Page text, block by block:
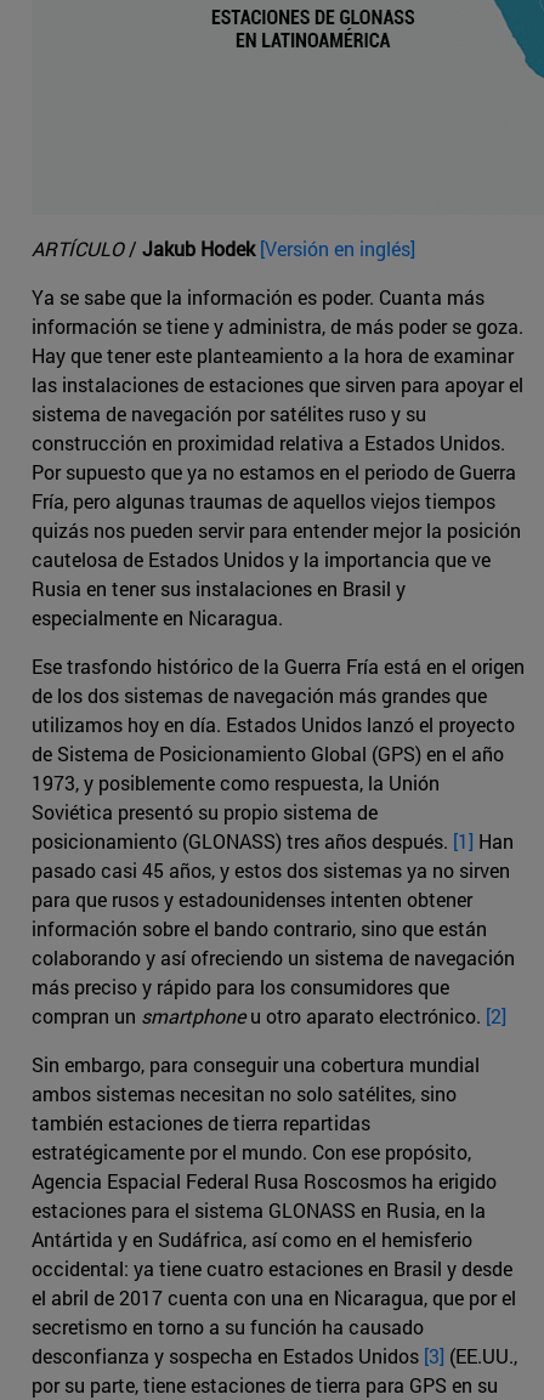
ARTÍCULO/ Jakub Hodek[Versión en inglés]
Ya se sabe que la información es poder. Cuanta más
información se tiene y administra, de más poder se goza.
Hay que tener este planteamiento a la hora de examinar
las instalaciones de estaciones que sirven para apoyar el
sistema de navegación por satélites ruso y su
construcción en proximidad relativa a Estados Unidos.
Por supuesto que ya no estamos en el periodo de Guerra
Fría, pero algunas traumas de aquellos viejos tiempos
quizás nos pueden servir para entender mejor la posición
cautelosa de Estados Unidos y la importancia que ve
Rusia en tener sus instalaciones en Brasil y
especialmente en Nicaragua.
Ese trasfondo histórico de la Guerra Fría está en el origen
de los dos sistemas de navegación más grandes que
utilizamos hoy en día. Estados Unidos lanzó el proyecto
de Sistema de Posicionamiento Global (GPS) en el año
1973, y posiblemente como respuesta, la Unión
Soviética presentó su propio sistema de
posicionamiento (GLONASS) tres años después. [1] Han
pasado casi 45 años, y estos dos sistemas ya no sirven
para que rusos y estadounidenses intenten obtener
información sobre el bando contrario, sino que están
colaborando y así ofreciendo un sistema de navegación
más preciso y rápido para los consumidores que
compran un smartphoneu otro aparato electrónico. [2]
Sin embargo, para conseguir una cobertura mundial
ambos sistemas necesitan no solo satélites, sino
también estaciones de tierra repartidas
estratégicamente por el mundo. Con ese propósito,
Agencia Espacial Federal Rusa Roscosmos ha erigido
estaciones para el sistema GLONASS en Rusia, en la
Antártida y en Sudáfrica, así como en el hemisferio
occidental: ya tiene cuatro estaciones en Brasil y desde
el abril de 2017 cuenta con una en Nicaragua, que por el
secretismo en torno a su función ha causado
desconfianza y sospecha en Estados Unidos [3] (EE.UU.,
por su parte, tiene estaciones de tierra para GPS en su